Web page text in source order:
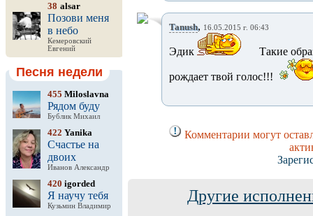
38 alsar
Позови меня
в небо
Кемеровский
Евгений
Песня недели
455 Miloslavna
Рядом буду
Бублик Михаил
422 Yanika
Счастье на
двоих
Иванов Александр
420 igorded
Я научу тебя
Кузьмин Владимир
Tanush, 16.05.2015 г. 06:43
Эдик Такие
рождает твой голос!!!
Комментарии могут
Другие